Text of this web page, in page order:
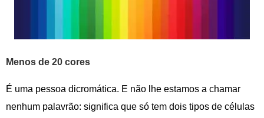
Menos de 20 cores
É uma pessoa dicromática. E não lhe estamos a chamar
nenhum palavrão: significa que só tem dois tipos de células